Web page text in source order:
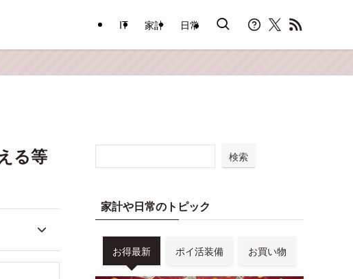
IT 家計 日常
る等 検索
家計や日常のトピック
お得最新 ポイ活装備 お買い物